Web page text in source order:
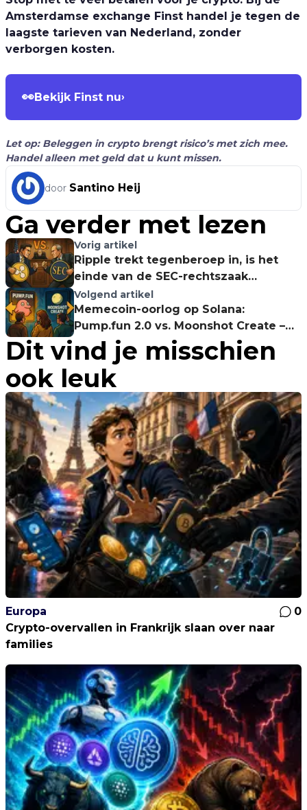
Amsterdamse exchange Finst handel je tegen de
laagste tarieven van Nederland, zonder
verborgen kosten.
👀Bekijk Finst nu›
Let op: Beleggen in crypto brengt risico’s met zich mee.
Handel alleen met geld dat u kunt missen.
door Santino Heij
Ga verder met lezen
Vorig artikel
Ripple trekt tegenberoep in, is het
einde van de SEC-rechtszaak
eindelijk in zicht?
Volgend artikel
Memecoin-oorlog op Solana:
Pump.fun 2.0 vs. Moonshot Create –
Wie trekt aan het langste eind?
Dit vind je misschien
ook leuk
Europa
0
Crypto-overvallen in Frankrijk slaan over naar
families